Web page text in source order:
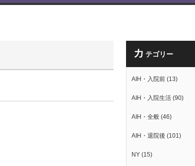
カ テゴリー
AIH・入院前 (13)
AIH・入院生活 (90)
AIH・全般 (46)
AIH・退院後 (101)
NY (15)